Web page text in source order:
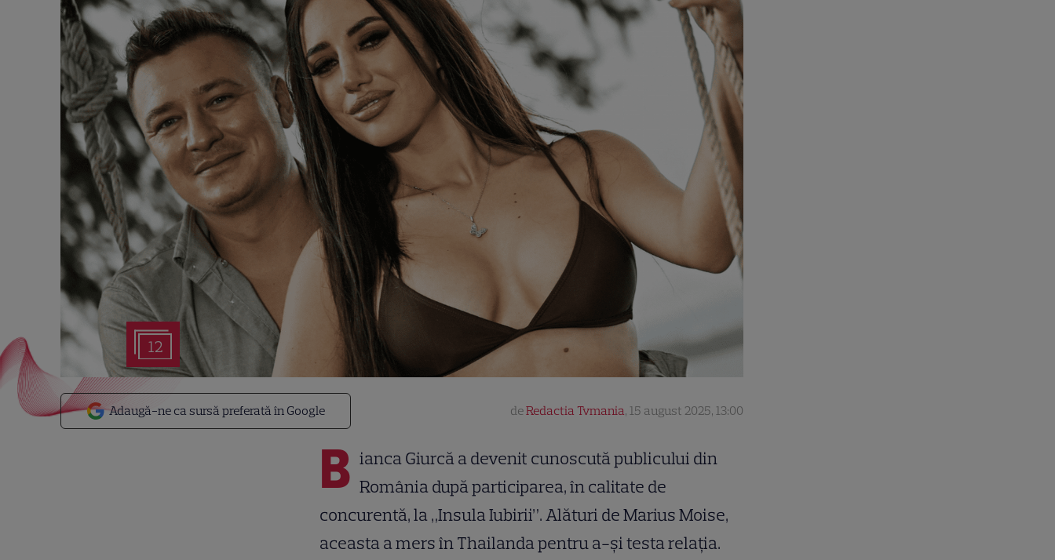
12
Adaugă-ne ca sursă preferată în Google deRedactia Tvmania, 15 august 2025, 13:00
B ianca Giurcă a devenit cunoscută publicului din
România după participarea, în calitate de
concurentă, la „Insula Iubirii”. Alături de Marius Moise,
aceasta a mers în Thailanda pentru a-și testa relația.